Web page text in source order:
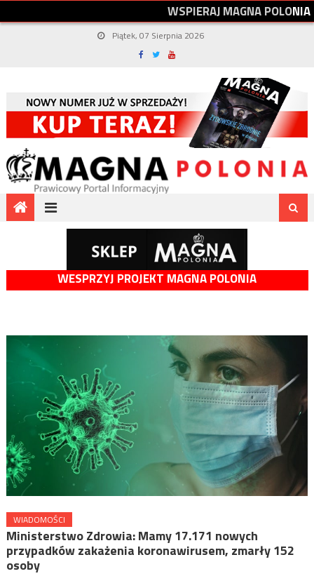
WSPIERAJMAGNAPOLONIA
Piątek, 07 Sierpnia 2026
WESPRZYJ PROJEKT MAGNA POLONIA
WIADOMOŚCI
Ministerstwo Zdrowia: Mamy 17.171 nowych
przypadków zakażenia koronawirusem, zmarły 152
osoby